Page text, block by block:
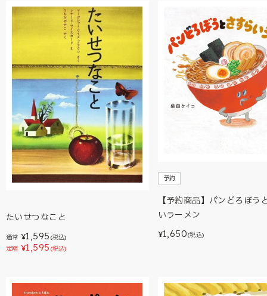
たいせつなこと
通常 ¥1,595 (税込)
定期 ¥1,595 (税込)
予約
【予約商品】パンどろぼう
いラーメン
¥1,650(税込)